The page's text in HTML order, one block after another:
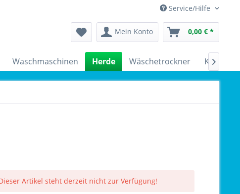
Service/Hilfe
Mein Konto 0,00 € *
Waschmaschinen Herde Wäschetrockner 
Artikel steht derzeit nicht zur Verfügung!